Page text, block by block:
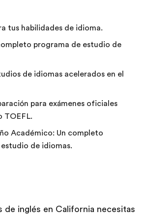
tus habilidades de idioma.
programa de estudio de
de idiomas acelerados en el
para exámenes oficiales
TOEFL.
Académico: Un completo
de idiomas.
de inglés en California necesitas